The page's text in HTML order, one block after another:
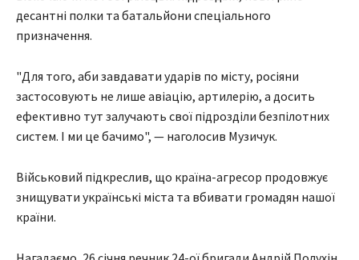
десантні полки та батальйони спеціального
призначення.
"Для того, аби завдавати ударів по місту, росіяни
застосовують не лише авіацію, артилерію, а досить
ефективно тут залучають свої підрозділи безпілотних
систем. І ми це бачимо", — наголосив Музичук.
Військовий підкреслив, що країна-агресор продовжує
знищувати українські міста та вбивати громадян нашої
країни.